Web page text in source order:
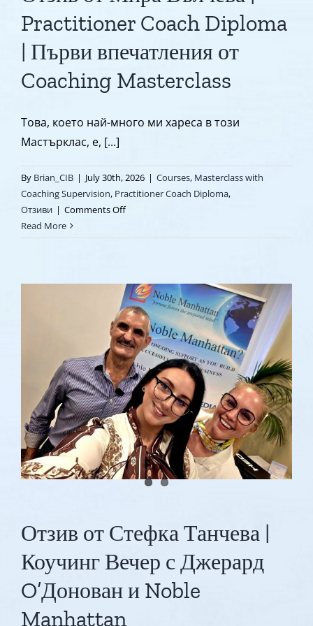
Practitioner Coach Diploma
| Първи впечатления от
Coaching Masterclass
Това, което най-много ми хареса в този
Мастърклас, е, [...]
By Brian_CIB | July 30th, 2026 | Courses, Masterclass with
Coaching Supervision, Practitioner Coach Diploma,
Отзиви | Comments Offon
от
|
Practitioner
Coach
Diploma
|
Първи
впечатления
от
Coaching
Masterclass
Read More
Отзив от Стефка Танчева |
Коучинг Вечер с Джерард
O’Донован и Noble
Manhattan